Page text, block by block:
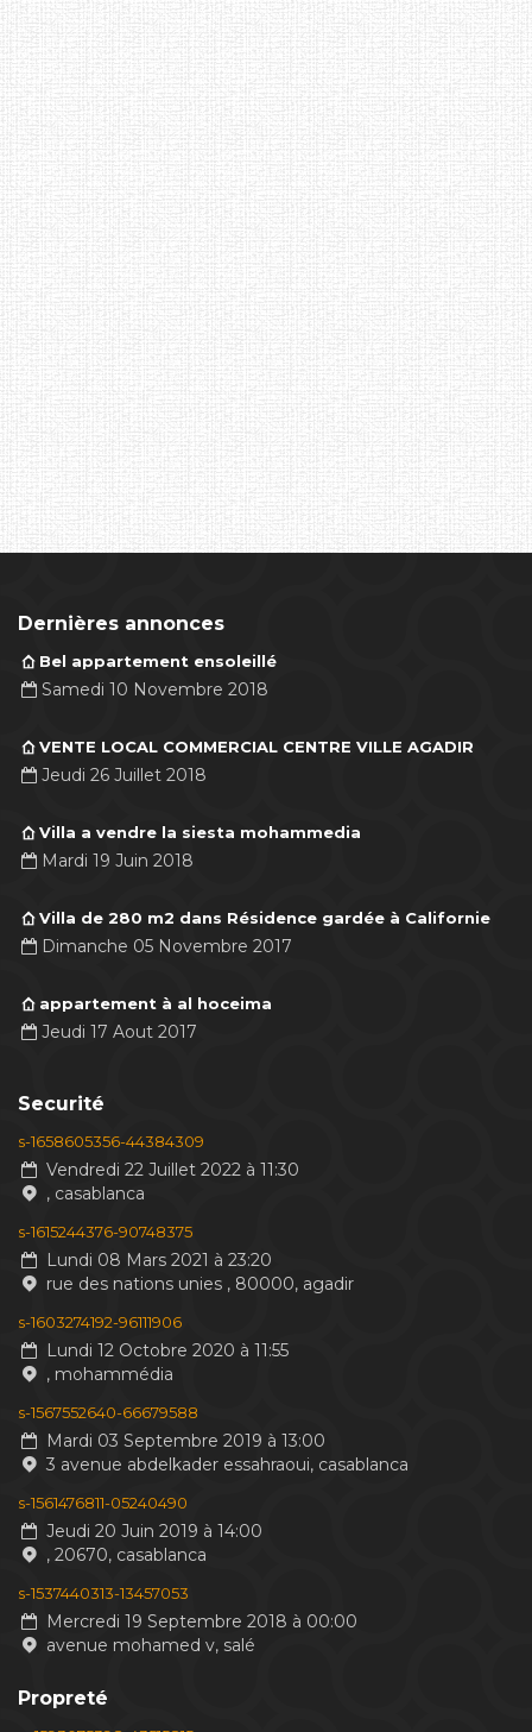
Dernières annonces
Bel appartement ensoleillé
Samedi 10 Novembre 2018
VENTE LOCAL COMMERCIAL CENTRE VILLE AGADIR
Jeudi 26 Juillet 2018
Villa a vendre la siesta mohammedia
Mardi 19 Juin 2018
Villa de 280 m2 dans Résidence gardée à Californie
Dimanche 05 Novembre 2017
appartement à al hoceima
Jeudi 17 Aout 2017
Securité
s-1658605356-44384309
Vendredi 22 Juillet 2022 à 11:30
, casablanca
s-1615244376-90748375
Lundi 08 Mars 2021 à 23:20
rue des nations unies , 80000, agadir
s-1603274192-96111906
Lundi 12 Octobre 2020 à 11:55
, mohammédia
s-1567552640-66679588
Mardi 03 Septembre 2019 à 13:00
3 avenue abdelkader essahraoui, casablanca
s-1561476811-05240490
Jeudi 20 Juin 2019 à 14:00
, 20670, casablanca
s-1537440313-13457053
Mercredi 19 Septembre 2018 à 00:00
avenue mohamed v, salé
Propreté